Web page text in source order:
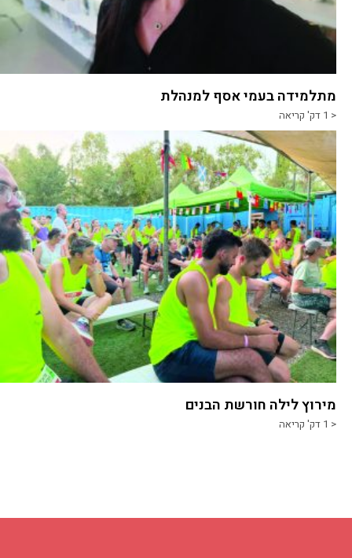
מתלמידה בעמי אסף למנהלת
< 1 דק' קריאה
מירוץ לילה חורשת הבנים
< 1 דק' קריאה